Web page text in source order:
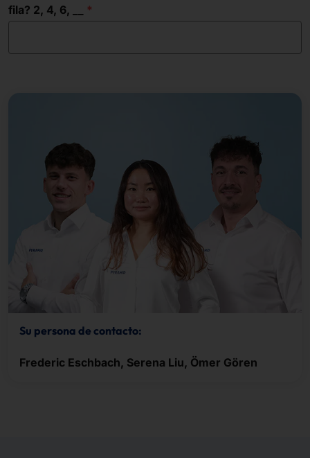
fila? 2, 4, 6, __
Su persona de contacto:
Frederic Eschbach, Serena Liu, Ömer Gören